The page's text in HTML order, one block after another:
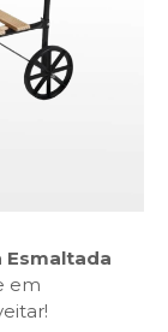
Esmaltada
em